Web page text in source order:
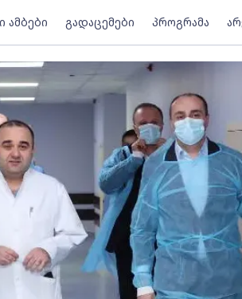
ამბები გადაცემები პროგრამა